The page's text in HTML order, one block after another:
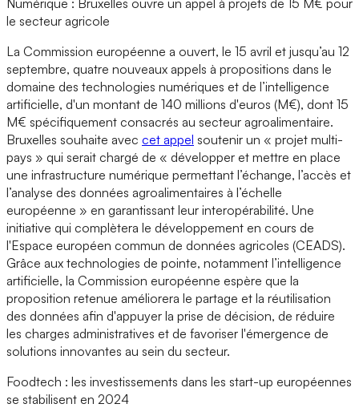
le secteur agricole
La Commission européenne a ouvert, le 15 avril et jusqu’au 12
septembre, quatre nouveaux appels à propositions dans le
domaine des technologies numériques et de l’intelligence
artificielle, d'un montant de 140 millions d'euros (M€), dont 15
M€ spécifiquement consacrés au secteur agroalimentaire.
Bruxelles souhaite avec cet appel soutenir un « projet multi-
pays » qui serait chargé de « développer et mettre en place
une infrastructure numérique permettant l’échange, l’accès et
l’analyse des données agroalimentaires à l’échelle
européenne » en garantissant leur interopérabilité. Une
initiative qui complètera le développement en cours de
l'Espace européen commun de données agricoles (CEADS).
Grâce aux technologies de pointe, notamment l’intelligence
artificielle, la Commission européenne espère que la
proposition retenue améliorera le partage et la réutilisation
des données afin d'appuyer la prise de décision, de réduire
les charges administratives et de favoriser l'émergence de
solutions innovantes au sein du secteur.
Foodtech : les investissements dans les start-up européennes
se stabilisent en 2024